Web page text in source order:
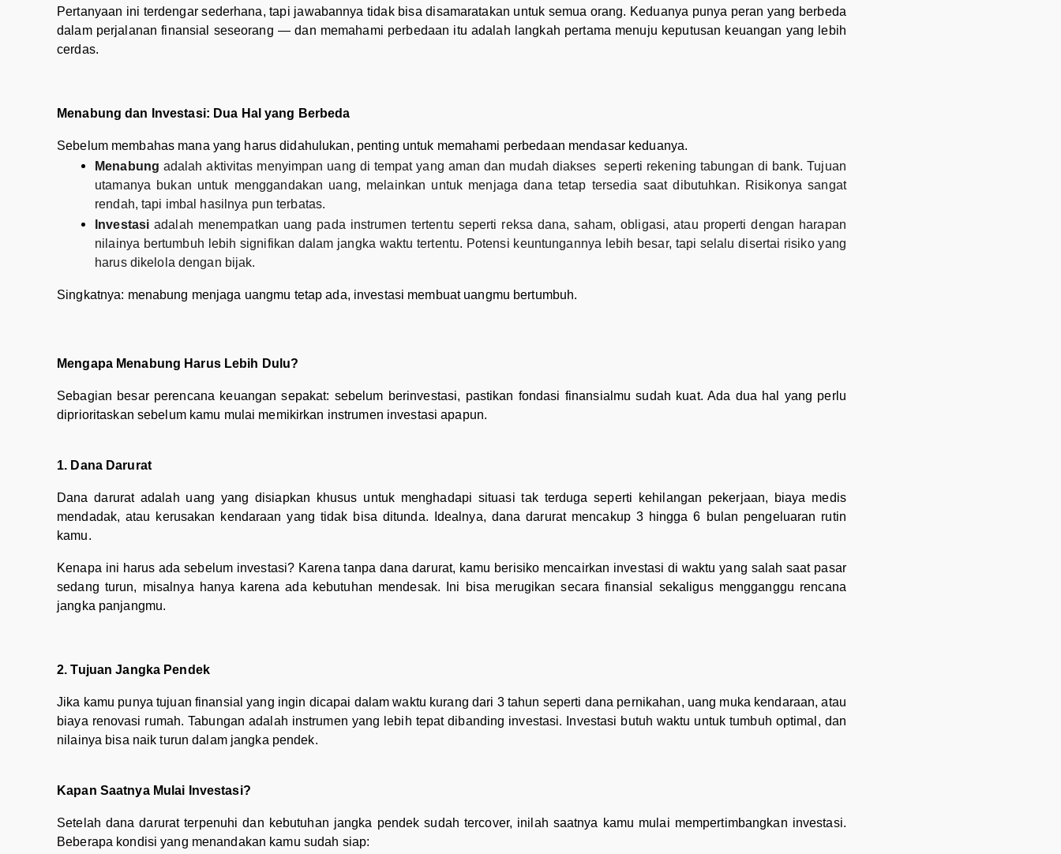
Pertanyaan ini terdengar sederhana, tapi jawabannya tidak bisa disamaratakan untuk semua orang. Keduanya punya peran yang berbeda
dalam perjalanan finansial seseorang — dan memahami perbedaan itu adalah langkah pertama menuju keputusan keuangan yang lebih
cerdas.
Menabung dan Investasi: Dua Hal yang Berbeda
Sebelum membahas mana yang harus didahulukan, penting untuk memahami perbedaan mendasar keduanya.
Menabung adalah aktivitas menyimpan uang di tempat yang aman dan mudah diakses seperti rekening tabungan di bank. Tujuan
utamanya bukan untuk menggandakan uang, melainkan untuk menjaga dana tetap tersedia saat dibutuhkan. Risikonya sangat
rendah, tapi imbal hasilnya pun terbatas.
Investasi adalah menempatkan uang pada instrumen tertentu seperti reksa dana, saham, obligasi, atau properti dengan harapan
nilainya bertumbuh lebih signifikan dalam jangka waktu tertentu. Potensi keuntungannya lebih besar, tapi selalu disertai risiko yang
harus dikelola dengan bijak.
Singkatnya: menabung menjaga uangmu tetap ada, investasi membuat uangmu bertumbuh.
Mengapa Menabung Harus Lebih Dulu?
Sebagian besar perencana keuangan sepakat: sebelum berinvestasi, pastikan fondasi finansialmu sudah kuat. Ada dua hal yang perlu
diprioritaskan sebelum kamu mulai memikirkan instrumen investasi apapun.
1. Dana Darurat
Dana darurat adalah uang yang disiapkan khusus untuk menghadapi situasi tak terduga seperti kehilangan pekerjaan, biaya medis
mendadak, atau kerusakan kendaraan yang tidak bisa ditunda. Idealnya, dana darurat mencakup 3 hingga 6 bulan pengeluaran rutin
kamu.
Kenapa ini harus ada sebelum investasi? Karena tanpa dana darurat, kamu berisiko mencairkan investasi di waktu yang salah saat pasar
sedang turun, misalnya hanya karena ada kebutuhan mendesak. Ini bisa merugikan secara finansial sekaligus mengganggu rencana
jangka panjangmu.
2. Tujuan Jangka Pendek
Jika kamu punya tujuan finansial yang ingin dicapai dalam waktu kurang dari 3 tahun seperti dana pernikahan, uang muka kendaraan, atau
biaya renovasi rumah. Tabungan adalah instrumen yang lebih tepat dibanding investasi. Investasi butuh waktu untuk tumbuh optimal, dan
nilainya bisa naik turun dalam jangka pendek.
Kapan Saatnya Mulai Investasi?
Setelah dana darurat terpenuhi dan kebutuhan jangka pendek sudah tercover, inilah saatnya kamu mulai mempertimbangkan investasi.
Beberapa kondisi yang menandakan kamu sudah siap: